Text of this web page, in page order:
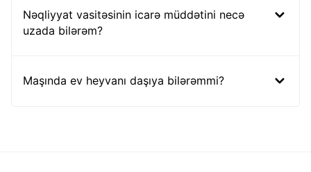
Nəqliyyat vasitəsinin icarə müddətini necə
uzada bilərəm?
Maşında ev heyvanı daşıya bilərəmmi?